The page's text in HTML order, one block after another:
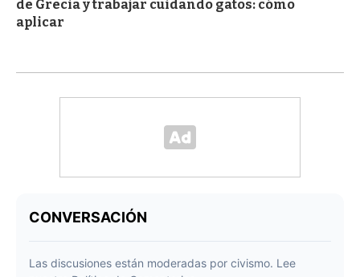
de Grecia y trabajar cuidando gatos: cómo
aplicar